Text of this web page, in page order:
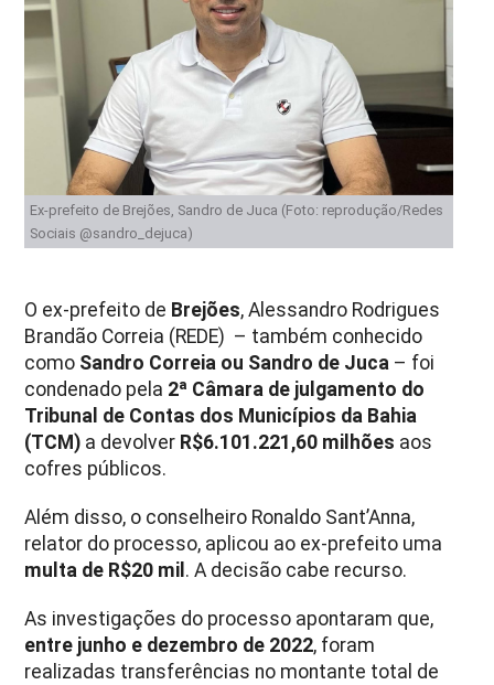
Ex-prefeito de Brejões, Sandro de Juca (Foto: reprodução/Redes
Sociais @sandro_dejuca)
O ex-prefeito de Brejões, Alessandro Rodrigues
Brandão Correia (REDE) – também conhecido
como Sandro Correia ou Sandro de Juca – foi
condenado pela 2ª Câmara de julgamento do
Tribunal de Contas dos Municípios da Bahia
(TCM) a devolver R$6.101.221,60 milhões aos
cofres públicos.
Além disso, o conselheiro Ronaldo Sant’Anna,
relator do processo, aplicou ao ex-prefeito uma
multa de R$20 mil . A decisão cabe recurso.
As investigações do processo apontaram que,
entre junho e dezembro de 2022, foram
realizadas transferências no montante total de